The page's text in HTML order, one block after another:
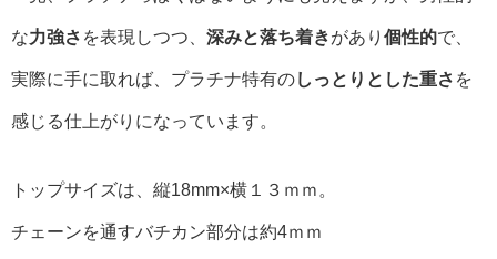
な力強さ を表現しつつ、 深みと落ち着きがあり 個性的で、
実際に手に取れば、プラチナ特有のしっとりとした重さ を
感じる仕上がりになっています。
トップサイズは、縦18mm×横１３ｍｍ。
チェーンを通すバチカン部分は約4ｍｍ